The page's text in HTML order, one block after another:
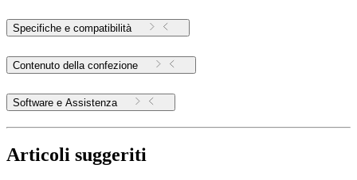
Specifiche e compatibilità
Contenuto della confezione
Software e Assistenza
Articoli suggeriti